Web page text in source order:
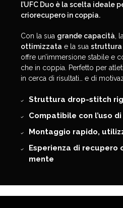
l’UFC Duo è la scelta ideale
criorecupero in coppia.
Con la sua grande capacità,
ottimizzata e la sua struttura
offre un’immersione stabile e
che in coppia. Perfetto per
in cerca di risultati… e di
Struttura drop-stitch
Compatibile con l’uso
Montaggio rapido,
Esperienza di recupero
mente